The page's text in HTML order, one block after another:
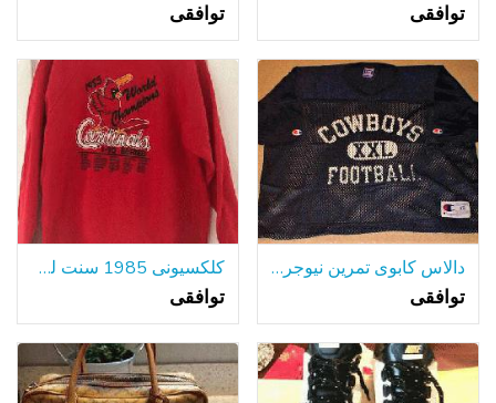
توافقی توافقی
دالاس کابوی تمرین نیوجرسی قهرمان XL گفتگوی شرایط بزرگ
توافقی
کلکسیونی 1985 سنت لوئیس کاردینالز I-70 Xl جلیقه
توافقی